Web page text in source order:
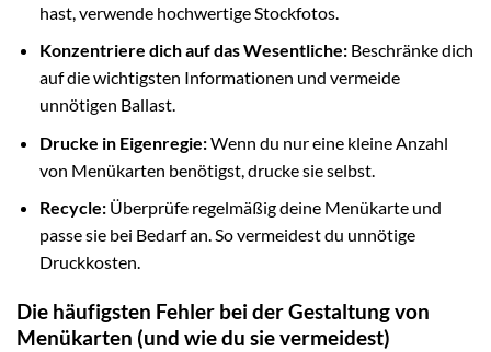
hast, verwende hochwertige Stockfotos.
Konzentriere dich auf das Wesentliche:Beschränke dich
auf die wichtigsten Informationen und vermeide
unnötigen Ballast.
Drucke in Eigenregie:Wenn du nur eine kleine Anzahl
von Menükarten benötigst, drucke sie selbst.
Recycle:Überprüfe regelmäßig deine Menükarte und
passe sie bei Bedarf an. So vermeidest du unnötige
Druckkosten.
Die häufigsten Fehler bei der Gestaltung von
Menükarten (und wie du sie vermeidest)